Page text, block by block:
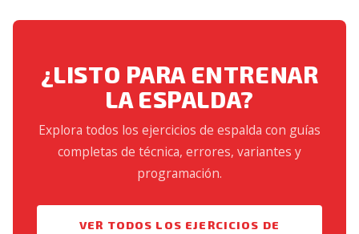
¿LISTO PARA ENTRENAR
LA ESPALDA?
Explora todos los ejercicios de espalda con guías
completas de técnica, errores, variantes y
programación.
VER TODOS LOS EJERCICIOS DE